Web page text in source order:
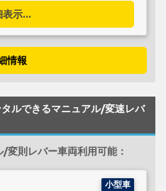
表示...
情報
ルできるマニュアル/変速レバ
則レバー車両利用可能：
小型車